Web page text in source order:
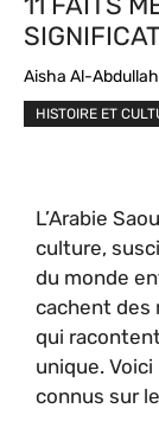
Aisha Al-Abdullah
HISTOIRE ET
L’Arabie
culture,
du monde
cachent des
qui
unique.
connus sur